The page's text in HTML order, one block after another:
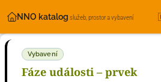
NNO katalog služeb, prostor a vybavení
Vybavení
Fáze události – prvek